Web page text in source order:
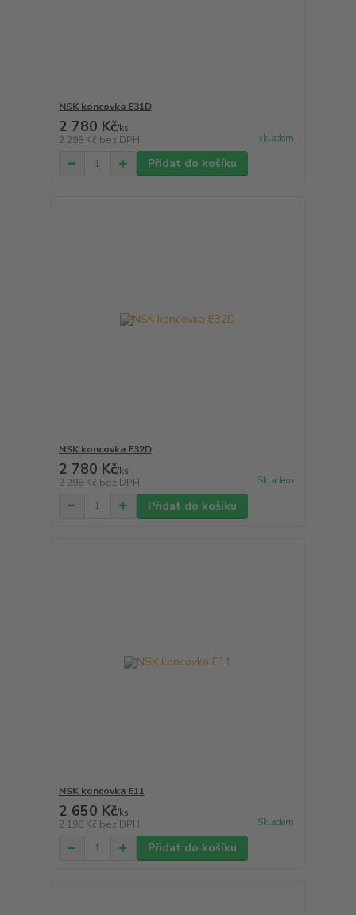
NSK koncovka E31D
2 780 Kč/ks
2 298 Kč bez DPH skladem
Přidat do košíku
NSK koncovka E32D
2 780 Kč/ks
2 298 Kč bez DPH Skladem
Přidat do košíku
NSK koncovka E11
2 650 Kč/ks
2 190 Kč bez DPH Skladem
Přidat do košíku